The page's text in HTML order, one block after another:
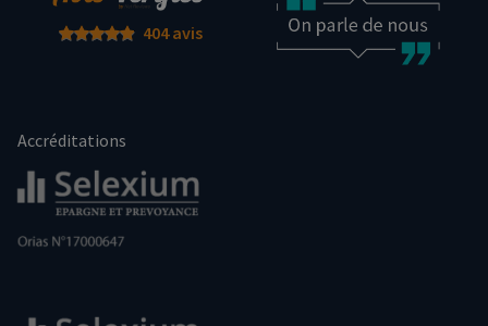
404 avis
Accréditations